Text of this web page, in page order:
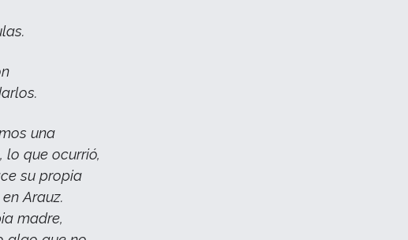
una
lo que ocurrió,
su propia
Arauz.
madre,